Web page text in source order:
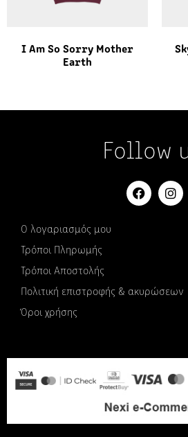
I Am So Sorry Mother
Earth
Follow
Ο λογαριασμός μου
Τρόποι Πληρωμής
Τρόποι Αποστολής
Πολιτική επιστροφής & ακυρώσεων
Όροι χρήσης